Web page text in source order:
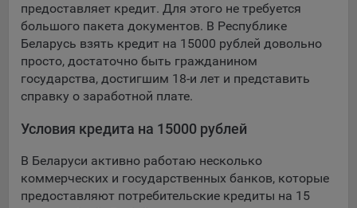
Пиксель VK Рекламы - сервис позволяет показывать
рекламу на площадке VK пользователям, которые
посещали сайт.
Адрес: ООО «ВК», РФ, 125167, г. Москва, Ленинградский
проспект, д. 39, стр. 79, БЦ «SkyLight».
выбора (например, языкового). Техническая аналитика
используется для обеспечения корректной работы сайта.
Компании, которой мы поручаем обработку данных для
предоставляет кредит. Для этого не требуется
большого пакета документов. В Республике
Беларусь взять кредит на 15000 рублей довольно
просто, достаточно быть гражданином
государства, достигшим 18-и лет и представить
справку о заработной плате.
Условия кредита на 15000 рублей
В Беларуси активно работаю несколько
коммерческих и государственных банков, которые
предоставляют потребительские кредиты на 15